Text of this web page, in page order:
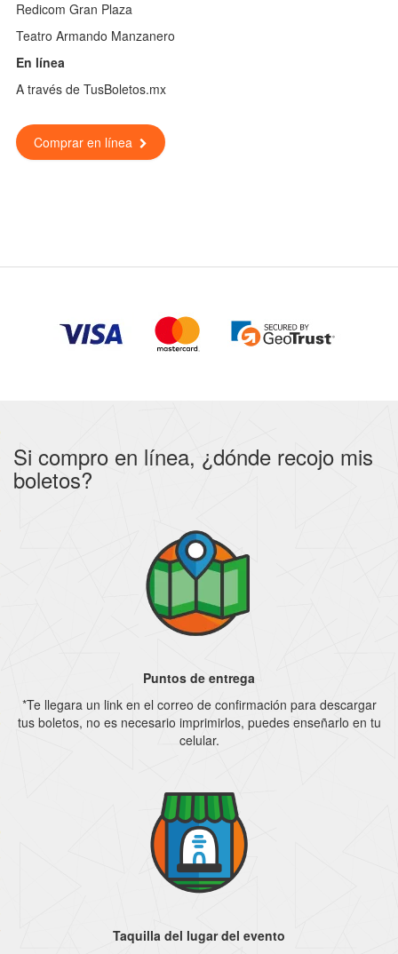
Redicom Gran Plaza
Teatro Armando Manzanero
En línea
A través de TusBoletos.mx
Comprar en línea
Si compro en línea, ¿dónde recojo mis
boletos?
Puntos de entrega
*Te llegara un link en el correo de confirmación para descargar
tus boletos, no es necesario imprimirlos, puedes enseñarlo en tu
celular.
Taquilla del lugar del evento